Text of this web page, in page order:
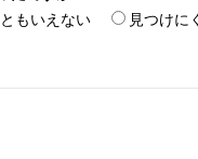
もいえない 見つけに